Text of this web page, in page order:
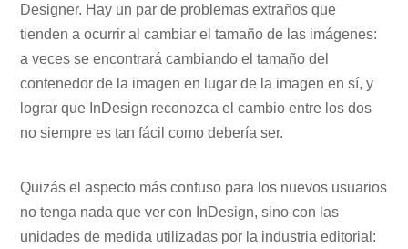
Designer. Hay un par de problemas extraños que
tienden a ocurrir al cambiar el tamaño de las imágenes:
a veces se encontrará cambiando el tamaño del
contenedor de la imagen en lugar de la imagen en sí, y
lograr que InDesign reconozca el cambio entre los dos
no siempre es tan fácil como debería ser.
Quizás el aspecto más confuso para los nuevos usuarios
no tenga nada que ver con InDesign, sino con las
unidades de medida utilizadas por la industria editorial: